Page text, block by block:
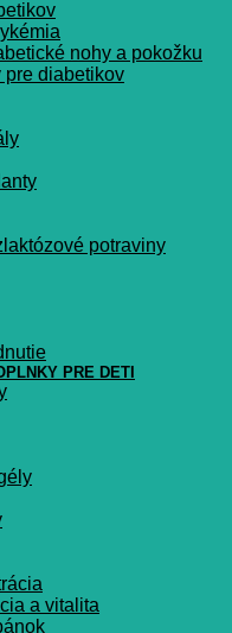
nohy a pokožku
diabetikov
potraviny
PRE DETI
a vitalita